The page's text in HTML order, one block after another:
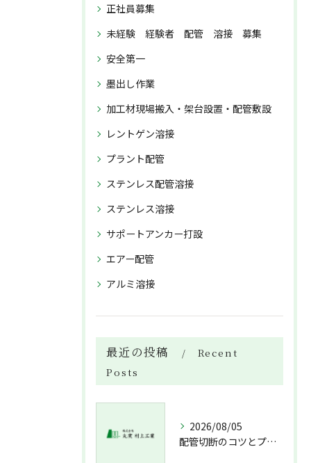
正社員募集
未経験 経験者 配管 溶接 募集
安全第一
墨出し作業
加工材現場搬入・架台設置・配管敷設
レントゲン溶接
プラント配管
ステンレス配管溶接
ステンレス溶接
サポートアンカー打設
エアー配管
アルミ溶接
最近の投稿
Recent
Posts
2026/08/05
配管切断のコツとプロが教える失敗しない工具選び